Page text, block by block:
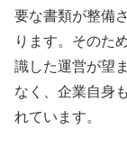
要な書類が整備
ります。そのた
識した運営が望
なく、企業自身
れています。